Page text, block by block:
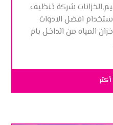
شركة تنظيف
افضل الادوات
المياه من الداخل بام
أكثر